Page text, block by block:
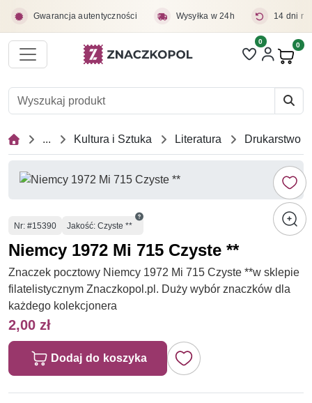
Gwarancja autentyczności Wysyłka w 24h 14 dni
Liczba pozycji
0 0
... Kultura i Sztuka Literatura Drukarstwo
Numer
Nr: #15390 Jakość: Czyste **
Niemcy 1972 Mi 715 Czyste **
Znaczek pocztowy Niemcy 1972 Mi 715 Czyste **w sklepie
filatelistycznym Znaczkopol.pl. Duży wybór znaczków dla
każdego kolekcjonera
2,00 zł
Dodaj do koszyka